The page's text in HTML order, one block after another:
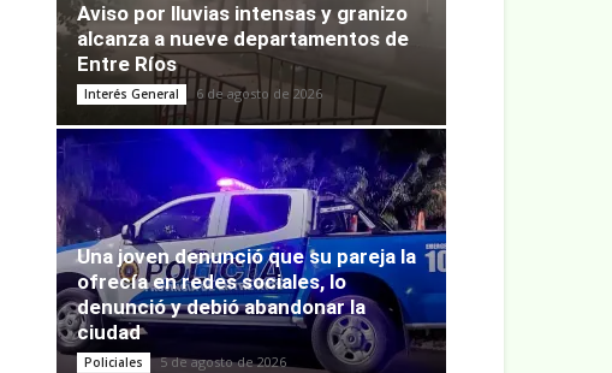
Aviso por lluvias intensas y granizo
alcanza a nueve departamentos de
Entre Ríos
Interés General 6 de agosto de 2026
Una joven denunció que su pareja la
ofrecía en redes sociales, lo
denunció y debió abandonar la
ciudad
Policiales 5 de agosto de 2026